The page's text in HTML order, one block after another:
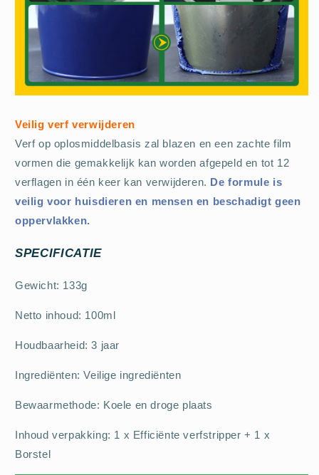
Veilig verf verwijderen
Verf op oplosmiddelbasis zal blazen en een zachte film
vormen die gemakkelijk kan worden afgepeld en tot 12
verflagen in één keer kan verwijderen. De formule is
veilig voor huisdieren en mensen en beschadigt geen
oppervlakken.
SPECIFICATIE
Gewicht: 133g
Netto inhoud: 100ml
Houdbaarheid: 3 jaar
Ingrediënten: Veilige ingrediënten
Bewaarmethode: Koele en droge plaats
Inhoud verpakking: 1 x Efficiënte verfstripper + 1 x
Borstel